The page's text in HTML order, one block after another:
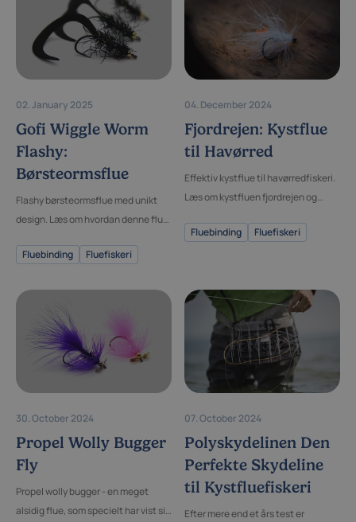
02. January 2025
Gofi Wiggle Worm
Flashy:
Børsteormsflue
Flashy børsteormsflue med unikt
design. Læs om hvordan denne flue
Fluebinding
Fluefiskeri
04. December 2024
Fjordrejen: Kystflue
til Havørred
Effektiv kystflue til havørredfiskeri.
Læs om kystfluen fjordrejen og
fiskeri efter havørred på kyst og i
Fluebinding Fluefiskeri
30. October 2024
Propel Wolly Bugger
Fly
Propel wolly bugger - en meget
alsidig flue, som specielt har vist sit
07. October 2024
Polyskydelinen Den
Perfekte Skydeline
til Kystfluefiskeri
Efter mere end et års test er